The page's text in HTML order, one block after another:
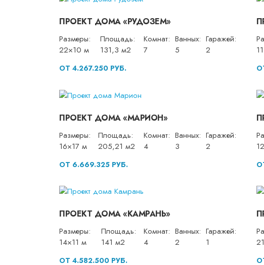
ПРОЕКТ ДОМА «РУДОЗЕМ»
Размеры:
22×10 м
Площадь:
131,3 м2
Комнат:
7
Ванных:
5
Гаражей:
2
ОТ 4.267.250 РУБ.
ПРОЕКТ ДОМА «МАРИОН»
Размеры:
16×17 м
Площадь:
205,21 м2
Комнат:
4
Ванных:
3
Гаражей:
2
ОТ 6.669.325 РУБ.
ПРОЕКТ ДОМА «КАМРАНЬ»
Размеры:
14×11 м
Площадь:
141 м2
Комнат:
4
Ванных:
2
Гаражей:
1
ОТ 4.582.500 РУБ.